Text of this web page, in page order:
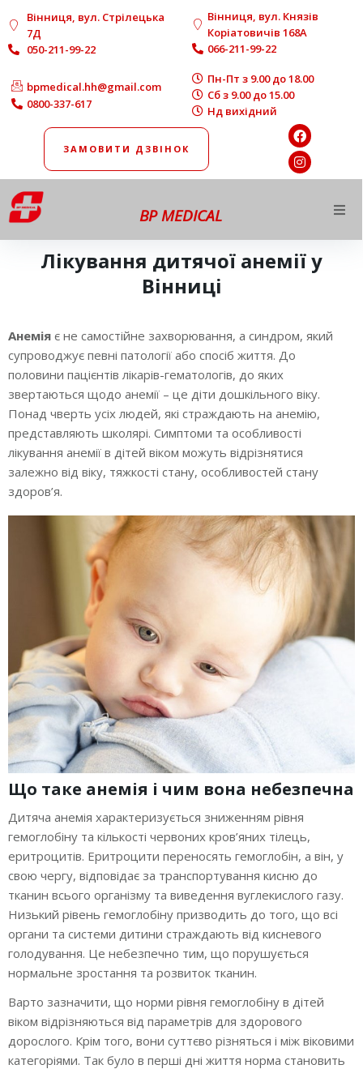
Вінниця, вул. Стрілецька
7Д
050-211-99-22
Вінниця, вул. Князів
Коріатовичів 168A
066-211-99-22
bpmedical.hh@gmail.com
0800-337-617
Пн-Пт з 9.00 до 18.00
Сб з 9.00 до 15.00
Нд вихідний
ЗАМОВИТИ ДЗВІНОК
BP MEDICAL
Діагностика
Денний стаціонар у Вінниці
Ціни послуг
Новини
Лікування дитячої анемії у
Вінниці
Анемія є не самостійне захворювання, а синдром, який
супроводжує певні патології або спосіб життя. До
половини пацієнтів лікарів-гематологів, до яких
звертаються щодо анемії – це діти дошкільного віку.
Понад чверть усіх людей, які страждають на анемію,
представляють школярі. Симптоми та особливості
лікування анемії в дітей віком можуть відрізнятися
залежно від віку, тяжкості стану, особливостей стану
здоров’я.
Що таке анемія і чим вона небезпечна
Дитяча анемія характеризується зниженням рівня
гемоглобіну та кількості червоних кров’яних тілець,
еритроцитів. Еритроцити переносять гемоглобін, а він, у
свою чергу, відповідає за транспортування кисню до
тканин всього організму та виведення вуглекислого газу.
Низький рівень гемоглобіну призводить до того, що всі
органи та системи дитини страждають від кисневого
голодування. Це небезпечно тим, що порушується
нормальне зростання та розвиток тканин.
Варто зазначити, що норми рівня гемоглобіну в дітей
віком відрізняються від параметрів для здорового
дорослого. Крім того, вони суттєво різняться і між віковими
категоріями. Так було в перші дні життя норма становить